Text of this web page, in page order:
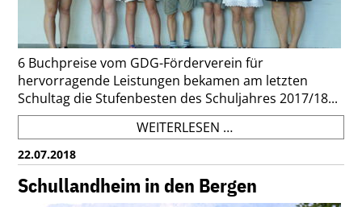
6 Buchpreise vom GDG-Förderverein für
hervorragende Leistungen bekamen am letzten
Schultag die Stufenbesten des Schuljahres 2017/18...
WEITERLESEN …HERVORRAGENDE
LEISTUNGEN:
STUFENPREISE
DES
FÖRDERVEREINS
22.07.2018
Schullandheim in den Bergen